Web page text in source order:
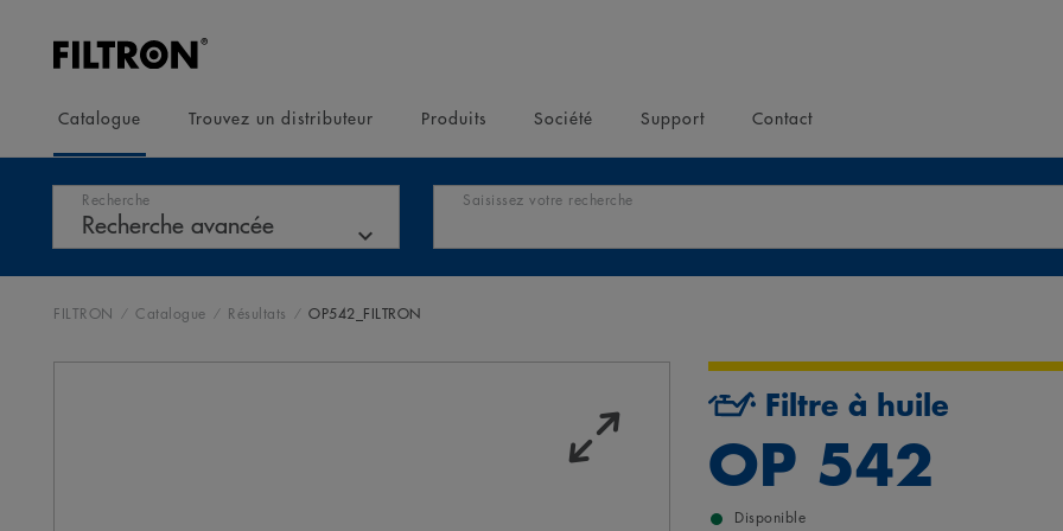
Catalogue Trouvez un distributeur Produits Société Support Contact
Recherche Saisissez votre recherche
FILTRON Catalogue Résultats OP542_FILTRON
Filtre à huile
OP 542
Disponible